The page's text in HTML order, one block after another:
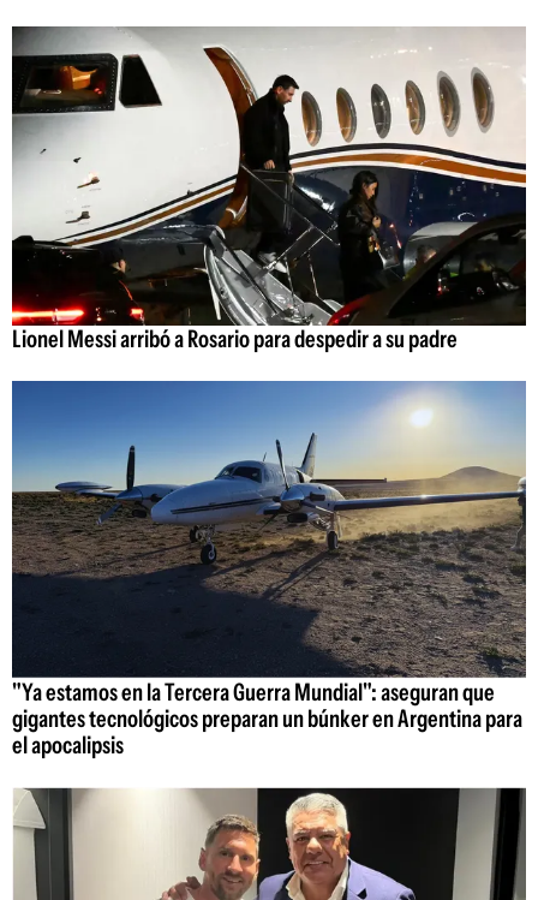
Lionel Messi arribó a Rosario para despedir a su padre
"Ya estamos en la Tercera Guerra Mundial": aseguran que
gigantes tecnológicos preparan un búnker en Argentina para
el apocalipsis